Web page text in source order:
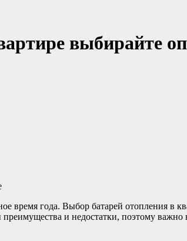
выбирайте
время года. Выбор батарей отопления в
и недостатки, поэтому